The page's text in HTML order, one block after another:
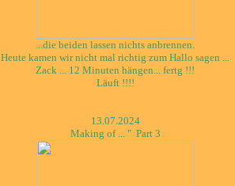
...die beiden lassen nichts anbrennen.
Heute kamen wir nicht mal richtig zum Hallo sagen ...
Zack ... 12 Minuten hängen... fertg !!!
Läuft !!!!
13.07.2024
Making of ... " Part 3